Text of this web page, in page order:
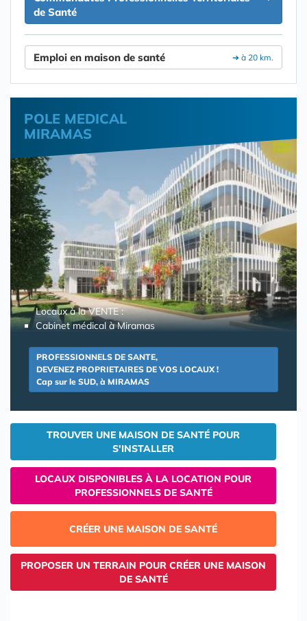
de Santé
➔ à 20 km.
Emploi en maison de santé
POLE MEDICAL
MIRAMAS
Locaux à la VENTE :
Cabinet médical à Miramas
PROFESSIONNELS DE SANTE,
DEVENEZ PROPRIETAIRES DE VOS LOCAUX !
Cap sur le SUD, à MIRAMAS
TROUVER UNE MAISON DE SANTÉ POUR
S'INSTALLER
LOCAUX DISPONIBLES À LA LOCATION POUR
PROFESSIONNELS DE SANTÉ
CRÉER UNE MAISON DE SANTÉ
PROPOSER UN TERRAIN POUR CRÉER UNE MAISON
DE SANTÉ